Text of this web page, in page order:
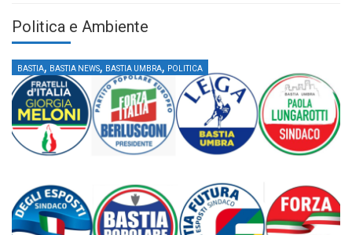
Politica e Ambiente
BASTIA, BASTIA NEWS, BASTIA UMBRA, POLITICA